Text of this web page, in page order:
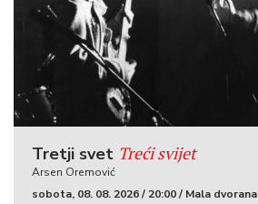
Tretji svet Treći svijet
Arsen Oremović
sobota, 08. 08. 2026 / 20:00 / Mala dvorana